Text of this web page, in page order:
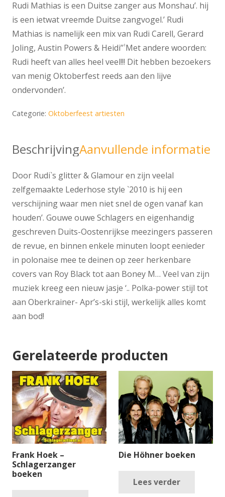
Rudi Mathias is een Duitse zanger aus Monshau’. hij
is een ietwat vreemde Duitse zangvogel.’ Rudi
Mathias is namelijk een mix van Rudi Carell, Gerard
Joling, Austin Powers & Heidi’݃’ Met andere woorden:
Rudi heeft van alles heel veel!!! Dit hebben bezoekers
van menig Oktoberfest reeds aan den lijve
ondervonden’.
Categorie: Oktoberfeest artiesten
BeschrijvingAanvullende informatie
Door Rudi`s glitter & Glamour en zijn veelal
zelfgemaakte Lederhose style `2010 is hij een
verschijning waar men niet snel de ogen vanaf kan
houden’. Gouwe ouwe Schlagers en eigenhandig
geschreven Duits-Oostenrijkse meezingers passeren
de revue, en binnen enkele minuten loopt eenieder
in polonaise mee te deinen op zeer herkenbare
covers van Roy Black tot aan Boney M… Veel van zijn
muziek kreeg een nieuw jasje ‘.. Polka-power stijl tot
aan Oberkrainer- Apr’s-ski stijl, werkelijk alles komt
aan bod!
Gerelateerde producten
Frank Hoek –
Schlagerzanger
boeken
Die Höhner boeken
Lees verder